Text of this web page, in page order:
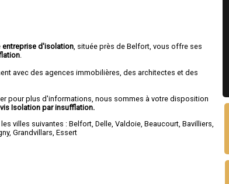
entreprise d'isolation , située près de Belfort, vous offre ses
avec des agences immobilières, des architectes et des
pour plus d'informations, nous sommes à votre disposition
Isolation par insufflation.
villes suivantes :Belfort ,Delle ,Valdoie ,Beaucourt ,Bavilliers
,Grandvillars ,Essert